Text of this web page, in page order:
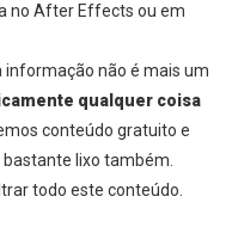
no After Effects ou em
informação não é mais um
qualquer coisa
conteúdo gratuito e
lixo também.
todo este conteúdo.